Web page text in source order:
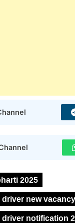
2025
new
notification